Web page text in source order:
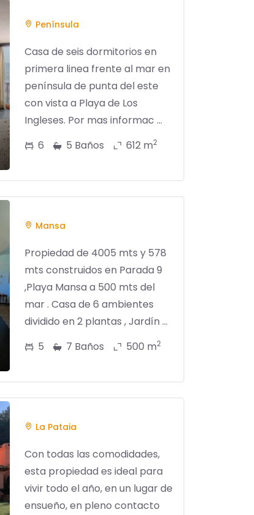
Península
Casa de seis dormitorios en
primera linea frente al mar en
península de punta del este
con vista a Playa de Los
Ingleses. Por mas informac ...
6
5 Baños 612 m2
Mansa
Propiedad de 4005 mts y 578
mts construidos en Parada 9
,Playa Mansa a 500 mts del
mar . Casa de 6 ambientes
dividido en 2 plantas , Jardín ...
5
7 Baños 500 m2
La Pataia
Con todas las comodidades,
esta propiedad es ideal para
vivir todo el año, en un lugar de
ensueño, en pleno contacto